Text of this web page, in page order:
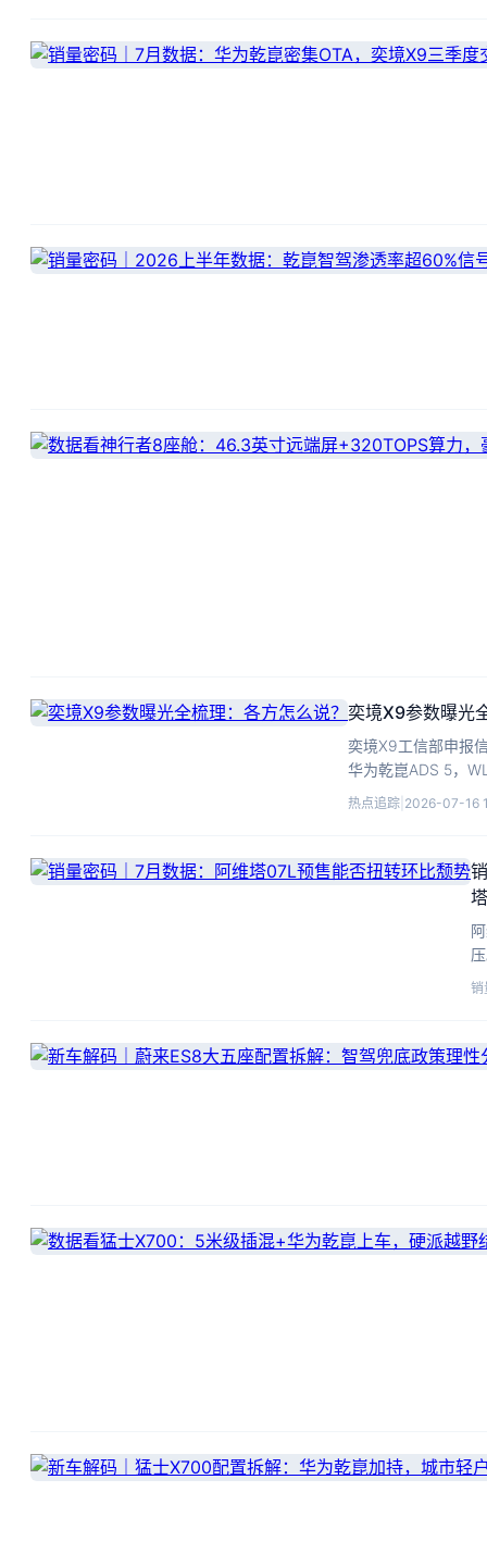
奕境X9参数曝光
奕境X9工信部申报
华为乾崑ADS 5，
热点追踪 2026-07-16
势
销